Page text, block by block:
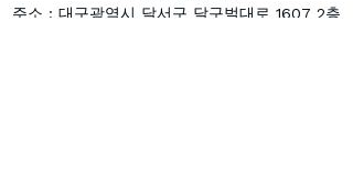
주소 : 대구광역시 달서구 달구벌대로 1607 2층